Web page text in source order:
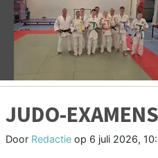
Vorige
JUDO-
Door Redactie op 6 juli 2026,